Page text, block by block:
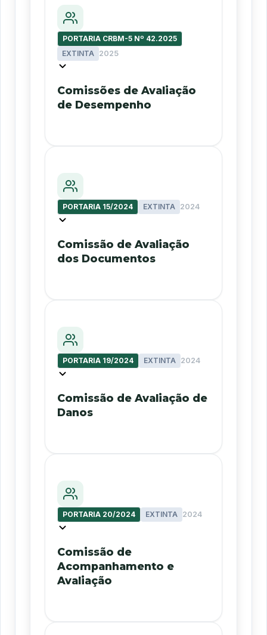
PORTARIA CRBM-5 Nº 42.2025
EXTINTA 2025
Comissões de Avaliação
de Desempenho
PORTARIA 15/2024 EXTINTA 2024
Comissão de Avaliação
dos Documentos
PORTARIA 19/2024 EXTINTA 2024
Comissão de Avaliação de
Danos
PORTARIA 20/2024 EXTINTA 2024
Comissão de
Acompanhamento e
Avaliação